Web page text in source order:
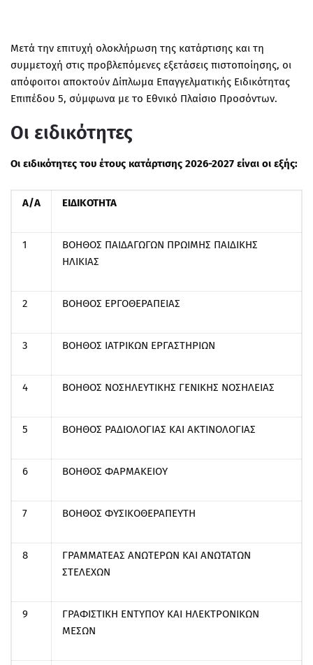
Μετά την επιτυχή ολοκλήρωση της κατάρτισης και τη
συμμετοχή στις προβλεπόμενες εξετάσεις πιστοποίησης, οι
απόφοιτοι αποκτούν Δίπλωμα Επαγγελματικής Ειδικότητας
Επιπέδου 5, σύμφωνα με το Εθνικό Πλαίσιο Προσόντων.
Οι ειδικότητες
Οι ειδικότητες του έτους κατάρτισης 2026-2027 είναι οι εξής:
Α/Α ΕΙΔΙΚΟΤΗΤΑ
1
ΒΟΗΘΟΣ ΠΑΙΔΑΓΩΓΩΝ ΠΡΩΙΜΗΣ ΠΑΙΔΙΚΗΣ
ΗΛΙΚΙΑΣ
2 ΒΟΗΘΟΣ ΕΡΓΟΘΕΡΑΠΕΙΑΣ
3 ΒΟΗΘΟΣ ΙΑΤΡΙΚΩΝ ΕΡΓΑΣΤΗΡΙΩΝ
4 ΒΟΗΘΟΣ ΝΟΣΗΛΕΥΤΙΚΗΣ ΓΕΝΙΚΗΣ ΝΟΣΗΛΕΙΑΣ
5 ΒΟΗΘΟΣ ΡΑΔΙΟΛΟΓΙΑΣ ΚΑΙ ΑΚΤΙΝΟΛΟΓΙΑΣ
6 ΒΟΗΘΟΣ ΦΑΡΜΑΚΕΙΟΥ
7 ΒΟΗΘΟΣ ΦΥΣΙΚΟΘΕΡΑΠΕΥΤΗ
8
ΓΡΑΜΜΑΤΕΑΣ ΑΝΩΤΕΡΩΝ ΚΑΙ ΑΝΩΤΑΤΩΝ
ΣΤΕΛΕΧΩΝ
9
ΓΡΑΦΙΣΤΙΚΗ ΕΝΤΥΠΟΥ ΚΑΙ ΗΛΕΚΤΡΟΝΙΚΩΝ
ΜΕΣΩΝ